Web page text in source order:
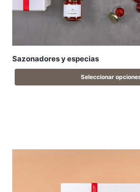
Sazonadores y especias
Seleccionar